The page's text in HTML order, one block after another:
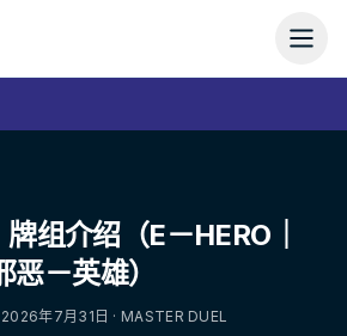
牌组介绍（E－HERO｜
－英雄）
年7月31日 · MASTER DUEL